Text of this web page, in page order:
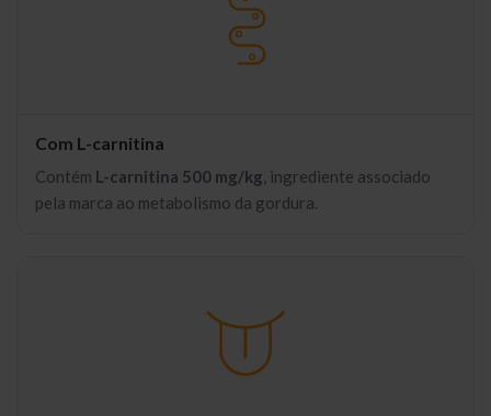
Com L-carnitina
Contém L-carnitina 500 mg/kg , ingrediente associado
pela marca ao metabolismo da gordura.